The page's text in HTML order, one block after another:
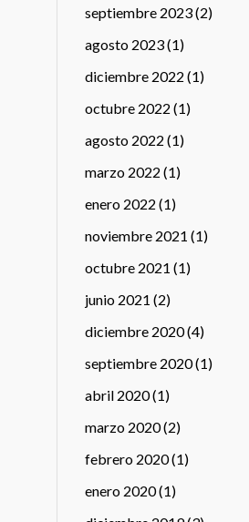
septiembre 2023(2)
agosto 2023(1)
diciembre 2022 (1)
octubre 2022 (1)
agosto 2022 (1)
marzo 2022 (1)
enero 2022 (1)
noviembre 2021 (1)
octubre 2021 (1)
junio 2021 (2)
diciembre 2020(4)
septiembre 2020(1)
abril 2020(1)
marzo 2020(2)
febrero 2020(1)
enero 2020(1)